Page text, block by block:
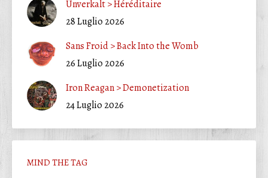
Unverkalt > Héréditaire
28 Luglio 2026
Sans Froid > Back Into the Womb
26 Luglio 2026
Iron Reagan > Demonetization
24 Luglio 2026
MIND THE TAG